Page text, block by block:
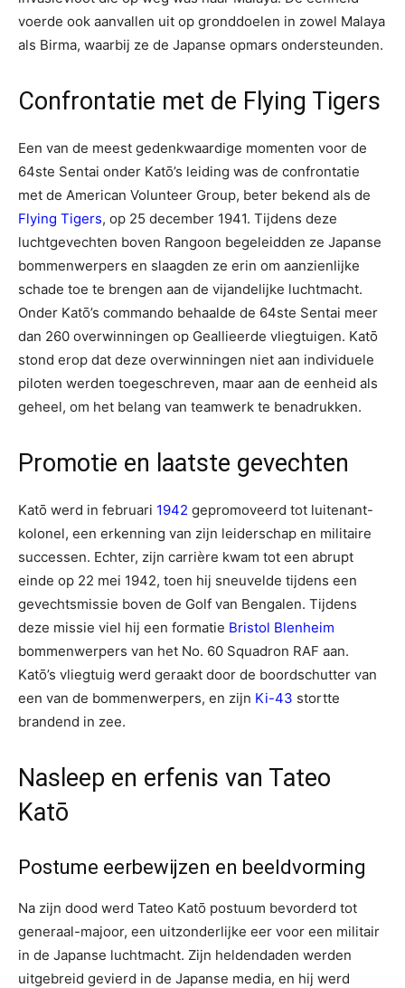
voerde ook aanvallen uit op gronddoelen in zowel Malaya
als Birma, waarbij ze de Japanse opmars ondersteunden.
Confrontatie met de Flying Tigers
Een van de meest gedenkwaardige momenten voor de
64ste Sentai onder Katō’s leiding was de confrontatie
met de American Volunteer Group, beter bekend als de
Flying Tigers, op 25 december 1941. Tijdens deze
luchtgevechten boven Rangoon begeleidden ze Japanse
bommenwerpers en slaagden ze erin om aanzienlijke
schade toe te brengen aan de vijandelijke luchtmacht.
Onder Katō’s commando behaalde de 64ste Sentai meer
dan 260 overwinningen op Geallieerde vliegtuigen. Katō
stond erop dat deze overwinningen niet aan individuele
piloten werden toegeschreven, maar aan de eenheid als
geheel, om het belang van teamwerk te benadrukken.
Promotie en laatste gevechten
Katō werd in februari 1942 gepromoveerd tot luitenant-
kolonel, een erkenning van zijn leiderschap en militaire
successen. Echter, zijn carrière kwam tot een abrupt
einde op 22 mei 1942, toen hij sneuvelde tijdens een
gevechtsmissie boven de Golf van Bengalen. Tijdens
deze missie viel hij een formatie Bristol Blenheim
bommenwerpers van het No. 60 Squadron RAF aan.
Katō’s vliegtuig werd geraakt door de boordschutter van
een van de bommenwerpers, en zijn Ki-43 stortte
brandend in zee.
Nasleep en erfenis van Tateo
Katō
Postume eerbewijzen en beeldvorming
Na zijn dood werd Tateo Katō postuum bevorderd tot
generaal-majoor, een uitzonderlijke eer voor een militair
in de Japanse luchtmacht. Zijn heldendaden werden
uitgebreid gevierd in de Japanse media, en hij werd